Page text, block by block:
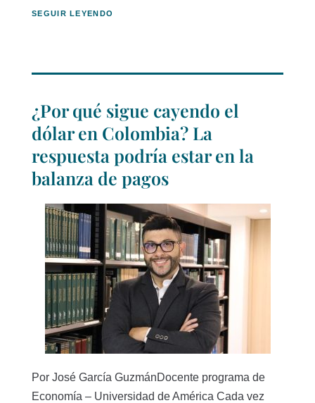
SEGUIR LEYENDO
¿Por qué sigue cayendo el
dólar en Colombia? La
respuesta podría estar en la
balanza de pagos
Por José García GuzmánDocente programa de
Economía – Universidad de América Cada vez